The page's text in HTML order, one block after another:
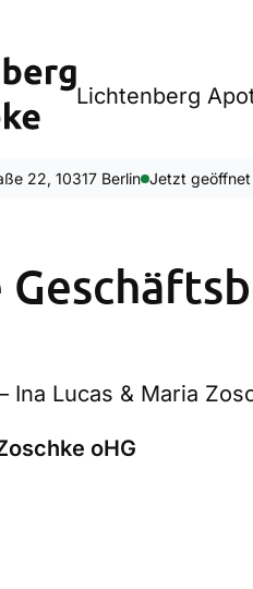
Lichtenberg
22, 10317 Berlin Jetzt
Ina Lucas & Maria
oHG